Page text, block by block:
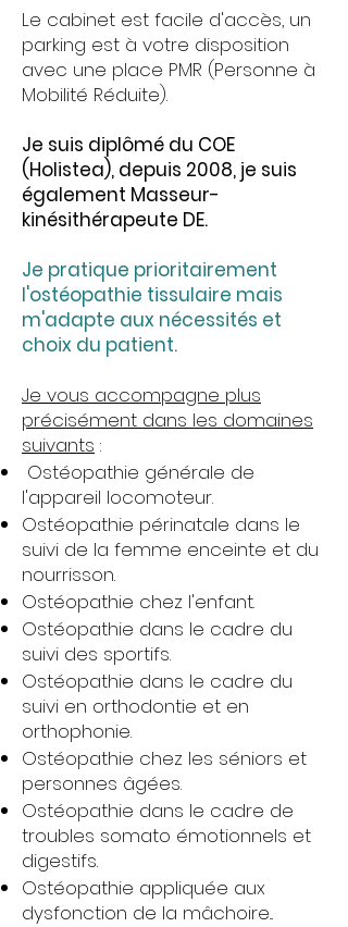
Le cabinet est facile d'accès, un
parking est à votre disposition
avec une place PMR (Personne à
Mobilité Réduite).
Je suis diplômé du COE
(Holistea), depuis 2008, je suis
également Masseur-
kinésithérapeute DE.
Je pratique prioritairement
l'ostéopathie tissulaire mais
m'adapte aux nécessités et
choix du patient.
Je vous accompagne plus
précisément dans les domaines
suivants :
Ostéopathie générale de
l'appareil locomoteur.
Ostéopathie périnatale dans le
suivi de la femme enceinte et du
nourrisson.
Ostéopathie chez l'enfant.
Ostéopathie dans le cadre du
suivi des sportifs.
Ostéopathie dans le cadre du
suivi en orthodontie et en
orthophonie.
Ostéopathie chez les séniors et
personnes âgées.
Ostéopathie dans le cadre de
troubles somato émotionnels et
digestifs.
Ostéopathie appliquée aux
dysfonction de la mâchoire...